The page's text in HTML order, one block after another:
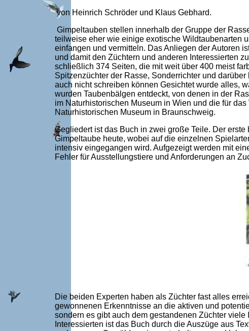
von Heinrich Schröder und Klaus Gebhard.
Gimpeltauben stellen innerhalb der Gruppe der
teilweise eher wie einige exotische Wildtaubenarten
einfangen und vermitteln. Das Anliegen der Autoren
und damit den Züchtern und anderen Interessierten
schließlich 374 Seiten, die mit weit über 400 meist
Spitzenzüchter der Rasse, Sonderrichter und
auch nicht schreiben können Gesichtet wurde alles,
wurden Taubenbälgen entdeckt, von denen in der
im Naturhistorischen Museum in Wien und die für
Naturhistorischen Museum in Braunschweig.
Gegliedert ist das Buch in zwei große Teile. Der
Gimpeltaube heute, wobei auf die einzelnen
intensiv eingegangen wird. Aufgezeigt werden mit
Fehler für Ausstellungstiere und Anforderungen an
Die beiden Experten haben als Züchter fast alles
gewonnenen Erkenntnisse an die aktiven und
sondern es gibt auch dem gestandenen Züchter
Interessierten ist das Buch durch die Auszüge aus